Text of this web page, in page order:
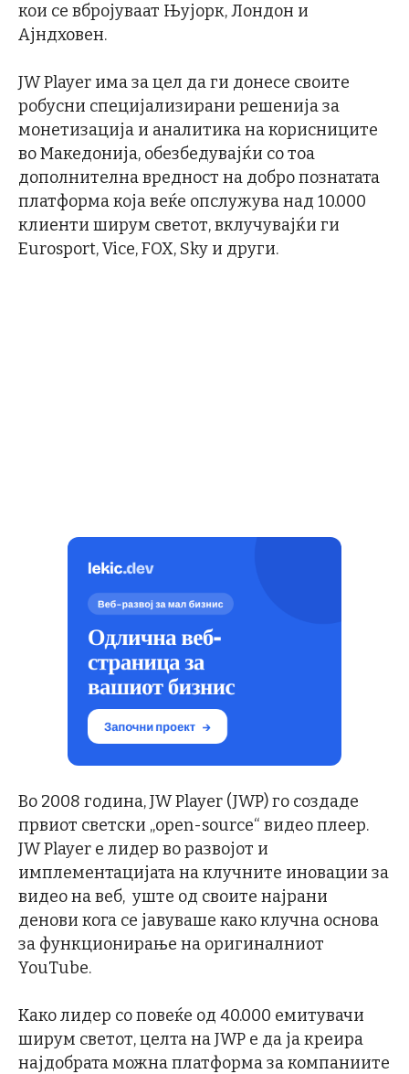
кои се вбројуваат Њујорк, Лондон и
Ајндховен.
JW Player има за цел да ги донесе своите
робусни специјализирани решенија за
монетизација и аналитика на корисниците
во Македонија, обезбедувајќи со тоа
дополнителна вредност на добро познатата
платформа која веќе опслужува над 10.000
клиенти ширум светот, вклучувајќи ги
Eurosport, Vice, FOX, Sky и други.
Во 2008 година, JW Player (JWP) го создаде
првиот светски „open-source“ видео плеер.
JW Player е лидер во развојот и
имплементацијата на клучните иновации за
видео на веб, уште од своите најрани
денови кога се јавуваше како клучна основа
за функционирање на оригиналниот
YouTube.
Како лидер со повеќе од 40.000 емитувачи
ширум светот, целта на JWP е да ја креира
најдобрата можна платформа за компаниите